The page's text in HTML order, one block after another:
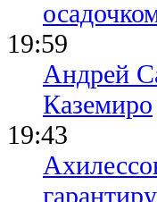
19:59
Андрей
Каземиро
19:43